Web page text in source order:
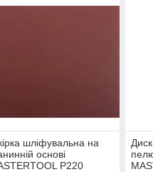
шліфувальна на
основі
Р220